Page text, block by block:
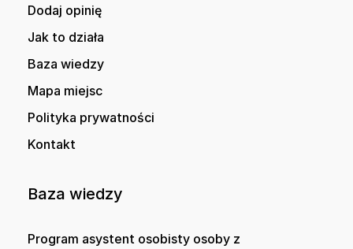
Dodaj opinię
Jak to działa
Baza wiedzy
Mapa miejsc
Polityka prywatności
Kontakt
Baza wiedzy
Program asystent osobisty osoby z